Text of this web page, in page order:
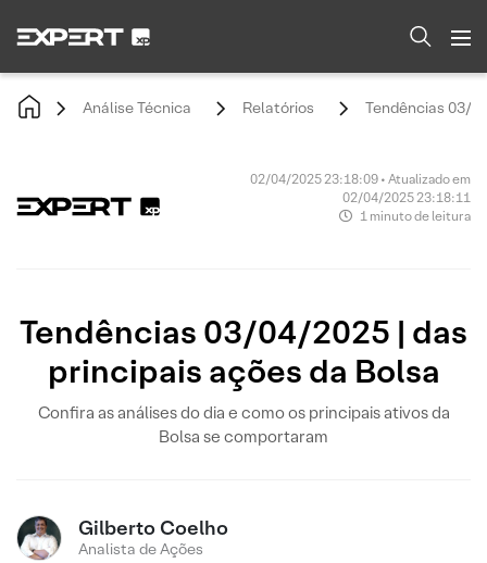
Análise Técnica Relatórios Tendências 03/
02/04/2025 23:18:09 • Atualizado em
02/04/2025 23:18:11
1 minuto de leitura
Tendências 03/04/2025 | das
principais ações da Bolsa
Confira as análises do dia e como os principais ativos da
Bolsa se comportaram
Gilberto Coelho
Analista de Ações